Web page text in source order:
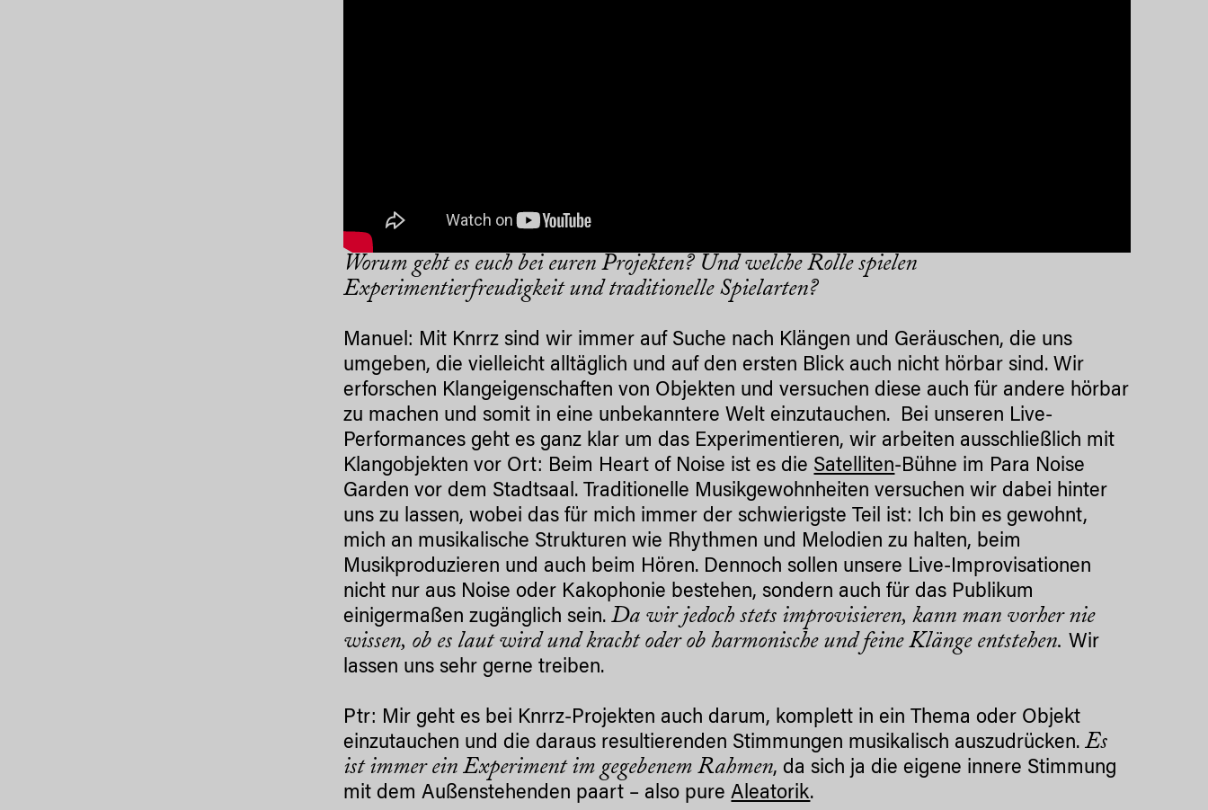
Worum geht es euch bei euren Projekten? Und welche Rolle spielen
Experimentierfreudigkeit und traditionelle Spielarten?
Manuel: Mit Knrrz sind wir immer auf Suche nach Klängen und Geräuschen, die uns
umgeben, die vielleicht alltäglich und auf den ersten Blick auch nicht hörbar sind. Wir
erforschen Klangeigenschaften von Objekten und versuchen diese auch für andere hörbar
zu machen und somit in eine unbekanntere Welt einzutauchen. Bei unseren Live-
Performances geht es ganz klar um das Experimentieren, wir arbeiten ausschließlich mit
Klangobjekten vor Ort: Beim Heart of Noise ist es die Satelliten-Bühne im Para Noise
Garden vor dem Stadtsaal. Traditionelle Musikgewohnheiten versuchen wir dabei hinter
uns zu lassen, wobei das für mich immer der schwierigste Teil ist: Ich bin es gewohnt,
mich an musikalische Strukturen wie Rhythmen und Melodien zu halten, beim
Musikproduzieren und auch beim Hören. Dennoch sollen unsere Live-Improvisationen
nicht nur aus Noise oder Kakophonie bestehen, sondern auch für das Publikum
einigermaßen zugänglich sein. Da wir jedoch stets improvisieren, kann man vorher nie
wissen, ob es laut wird und kracht oder ob harmonische und feine Klänge entstehen. Wir
lassen uns sehr gerne treiben.
Ptr: Mir geht es bei Knrrz-Projekten auch darum, komplett in ein Thema oder Objekt
einzutauchen und die daraus resultierenden Stimmungen musikalisch auszudrücken.Es
ist immer ein Experiment im gegebenem Rahmen, da sich ja die eigene innere Stimmung
mit dem Außenstehenden paart – also pureAleatorik.